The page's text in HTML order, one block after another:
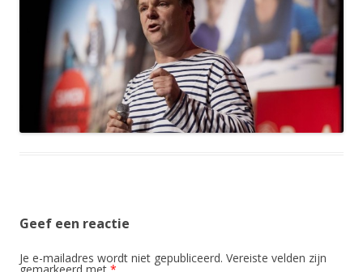
Geef een reactie
Je e-mailadres wordt niet gepubliceerd. Vereiste velden zijn